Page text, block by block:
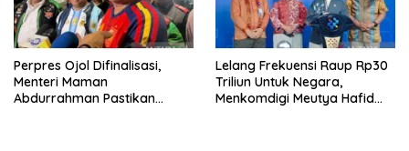
Perpres Ojol Difinalisasi,
Menteri Maman
Abdurrahman Pastikan
Lelang Frekuensi Raup Rp30
Triliun Untuk Negara,
Menkomdigi Meutya Hafid